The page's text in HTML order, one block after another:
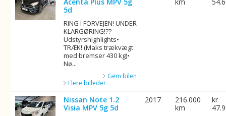
5d
RING I FORVEJEN! UNDER
KLARGØRING!??
Udstyrshighlights•
TRÆK! (Maks trækvægt
med bremser 430 kg)•
Nø...
Gem bilen
Flere billeder
Nissan Note 1.2
Visia MPV 5g 5d
2017
216.000
km
kr